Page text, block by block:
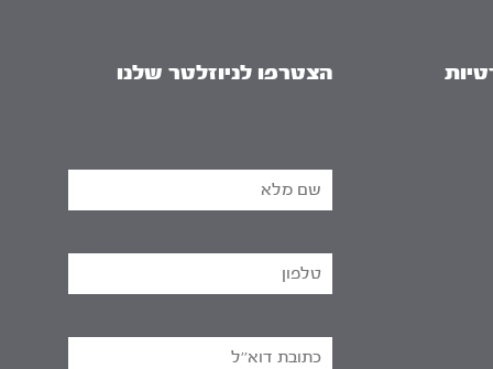
הצטרפו לניוזלטר שלנו